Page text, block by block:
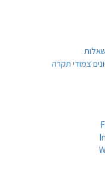
צמודי תקרה